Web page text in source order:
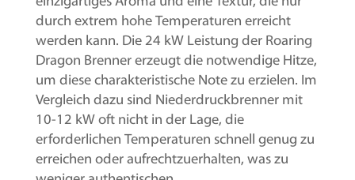
durch extrem hohe Temperaturen erreicht
werden kann. Die 24 kW Leistung der Roaring
Dragon Brenner erzeugt die notwendige Hitze,
um diese charakteristische Note zu erzielen. Im
Vergleich dazu sind Niederdruckbrenner mit
10-12 kW oft nicht in der Lage, die
erforderlichen Temperaturen schnell genug zu
erreichen oder aufrechtzuerhalten, was zu